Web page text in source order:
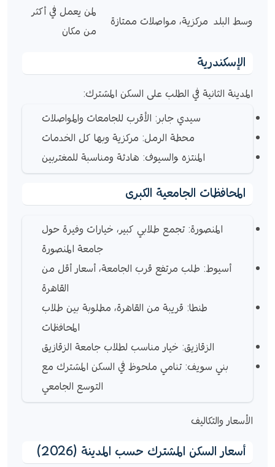
وسط البلد مركزية، مواصلات ممتازة
لمن يعمل في أكثر
من مكان
الإسكندرية
المدينة الثانية في الطلب على السكن المشترك:
سيدي جابر: الأقرب للجامعات والمواصلات
محطة الرمل: مركزية وبها كل الخدمات
المنتزه والسيوف: هادئة ومناسبة للمغتربين
المحافظات الجامعية الكبرى
المنصورة: تجمع طلابي كبير، خيارات وفيرة حول
جامعة المنصورة
أسيوط: طلب مرتفع قرب الجامعة، أسعار أقل من
القاهرة
طنطا: قريبة من القاهرة، مطلوبة بين طلاب
المحافظات
الزقازيق: خيار مناسب لطلاب جامعة الزقازيق
بني سويف: تنامي ملحوظ في السكن المشترك مع
التوسع الجامعي
الأسعار والتكاليف
أسعار السكن المشترك حسب المدينة (2026)